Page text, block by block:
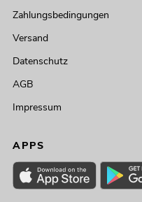
Zahlungsbedingungen
Versand
Datenschutz
AGB
Impressum
APPS